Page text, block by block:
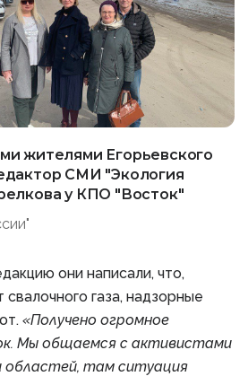
жителями Егорьевского
СМИ "Экология
у КПО "Восток"
они написали, что,
газа, надзорные
«Получено огромное
Мы общаемся с активистами
областей, там ситуация